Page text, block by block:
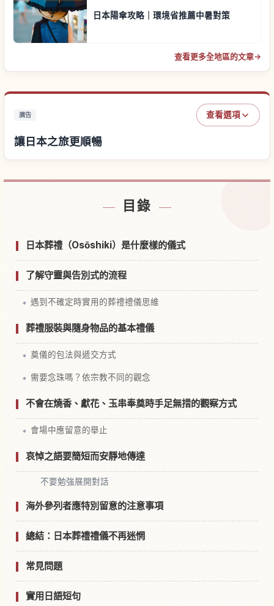
日本陽傘攻略｜環境省推薦中暑對策
查看更多全地區的文章→
廣告 查看選項
讓日本之旅更順暢
目錄
日本葬禮（Osōshiki）是什麼樣的儀式
了解守靈與告別式的流程
遇到不確定時實用的葬禮禮儀思維
葬禮服裝與隨身物品的基本禮儀
奠儀的包法與遞交方式
需要念珠嗎？依宗教不同的觀念
不會在燒香、獻花、玉串奉奠時手足無措的觀察方式
會場中應留意的舉止
哀悼之語要簡短而安靜地傳達
不要勉強展開對話
海外參列者應特別留意的注意事項
總結：日本葬禮禮儀不再迷惘
常見問題
實用日語短句